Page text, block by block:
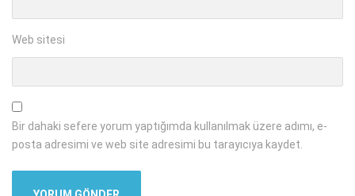
Web sitesi
Bir dahaki sefere yorum yaptığımda kullanılmak üzere adımı, e-
posta adresimi ve web site adresimi bu tarayıcıya kaydet.